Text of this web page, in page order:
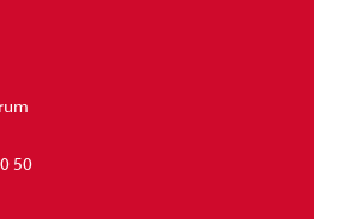
50